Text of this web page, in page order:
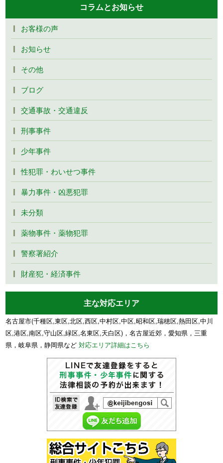
コラムとお知らせ
お客様の声
お知らせ
その他
ブログ
交通事故・交通違反
刑事事件
少年事件
性犯罪・わいせつ事件
暴力事件・凶悪犯罪
未分類
薬物事件・薬物犯罪
警察署紹介
財産犯・経済事件
主な対応エリア
名古屋市(千種区,東区,北区,西区,中村区,中区,昭和区,瑞穂区,熱田区,中川
区,港区,南区,守山区,緑区,名東区,天白区)，名古屋近郊，愛知県，三重
県，岐阜県，静岡県など対応エリア詳細はこちら